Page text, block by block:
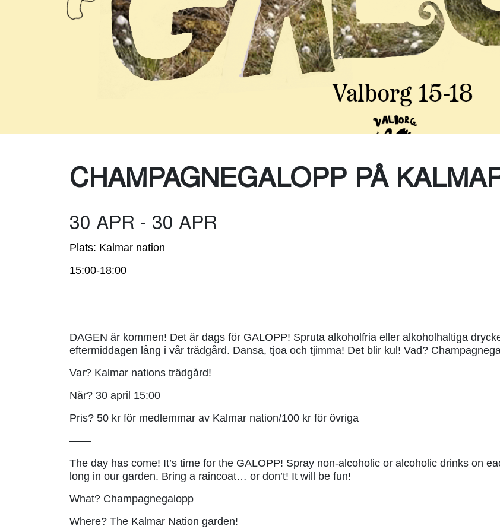
Toaletter
CHAMPAGNEGALOPP PÅ
30 APR - 30 APR
Plats: Kalmar nation
15:00-18:00
DAGEN är kommen! Det är dags för GALOPP! Spruta alkoholfria eller alkoholhaltiga
eftermiddagen lång i vår trädgård. Dansa, tjoa och tjimma! Det blir kul! Vad?
Var? Kalmar nations trädgård!
När? 30 april 15:00
Pris? 50 kr för medlemmar av Kalmar nation/100 kr för övriga
——
The day has come! It’s time for the GALOPP! Spray non-alcoholic or alcoholic drinks on
long in our garden. Bring a raincoat… or don’t! It will be fun!
What? Champagnegalopp
Where? The Kalmar Nation garden!